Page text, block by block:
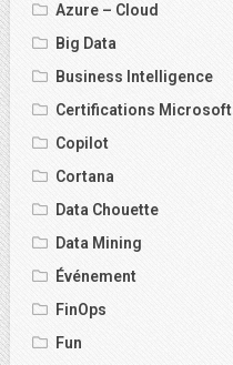
Azure – Cloud
Big Data
Business Intelligence
Certifications Microsoft
Copilot
Cortana
Data Chouette
Data Mining
Événement
FinOps
Fun